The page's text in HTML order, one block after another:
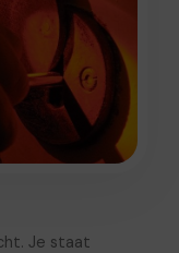
Je staat